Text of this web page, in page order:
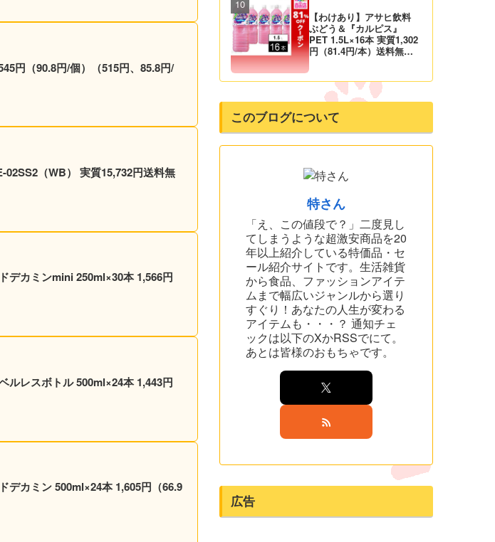
円（90.8円/個）（515円、85.8円/
02SS2（WB） 実質15,732円送料無
デカミンmini 250ml×30本 1,566円
ルレスボトル 500ml×24本 1,443円
【わけあり】アサヒ飲料
ぶどう＆『カルピス』
PET 1.5L×16本 実質1,302
円（81.4円/本）送料無料
このブログについて
特さん
「え、この値段で？」二度見し
てしまうような超激安商品を20
年以上紹介している特価品・セ
ール紹介サイトです。生活雑貨
から食品、ファッションアイテ
ムまで幅広いジャンルから選り
すぐり！あなたの人生が変わる
アイテムも・・・？ 通知チェ
ックは以下のXかRSSでにて。
あとは皆様のおもちゃです。
広告